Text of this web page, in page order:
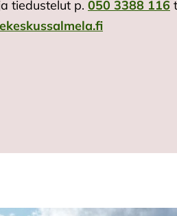
tiedustelut p. 050 3388 116